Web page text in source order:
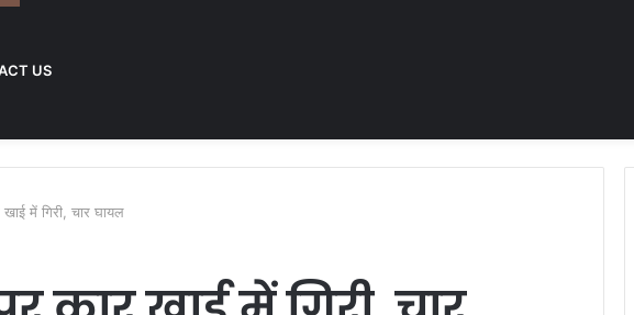
US
खाई में गिरी, चार घायल